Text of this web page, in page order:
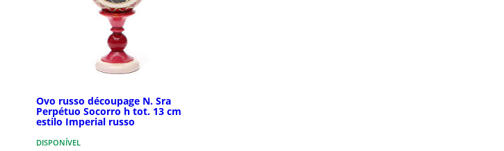
Ovo russo découpage N. Sra
Perpétuo Socorro h tot. 13 cm
estilo Imperial russo
DISPONÍVEL